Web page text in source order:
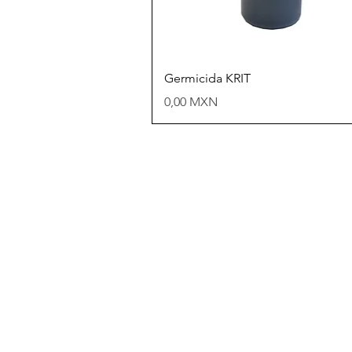
Vista rápida
Germicida KRIT
Precio
0,00 MXN